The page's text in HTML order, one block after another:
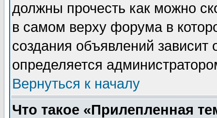
должны прочесть как можно
в самом верху форума в
создания объявлений зависит
определяется
Вернуться к началу
Что такое «Прилепленная